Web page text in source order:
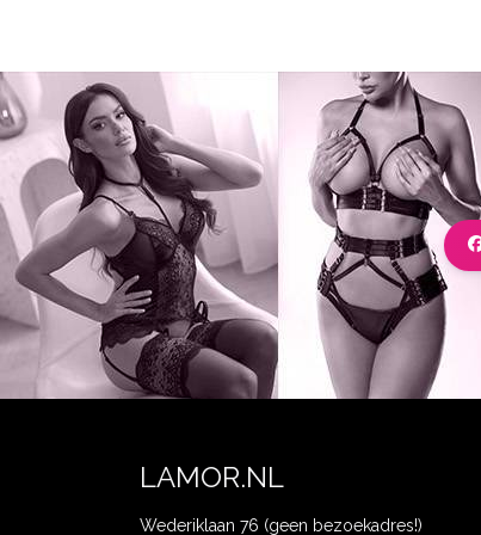
LAMOR.NL
Wederiklaan 76 (geen bezoekadres!)